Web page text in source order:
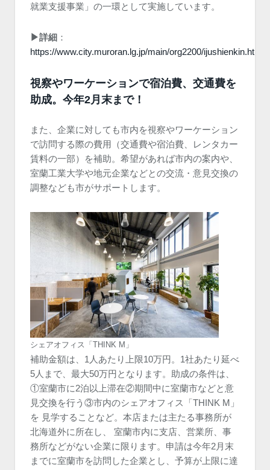
就業支援事業」の一環として実施しています。
▶︎詳細 ：
https://www.city.muroran.lg.jp/main/org2200/ijushienkin.html
視察やワーケーションで宿泊費、交通費を
助成。今年2月末まで！
また、企業に対しても市内を視察やワーケーション
で訪問する際の費用（交通費や宿泊費、レンタカー
賃料の一部）を補助。希望があれば市内の案内や、
室蘭工業大学や地元企業などとの交流・意見交換の
調整なども市がサポートします。
シェアオフィス「THINK M」
補助金額は、1人あたり上限10万円。1社あたり延べ
5人まで、最大50万円となります。助成の条件は、
①室蘭市に2泊以上滞在②期間中に室蘭市などと意
見交換を行う③市内のシェアオフィス「THINK M」
を 見学することなど。本店または主たる事務所が
北海道外に所在し、 室蘭市内に支店、営業所、事
務所などがない企業に限ります。申請は今年2月末
までに室蘭市を訪問した企業とし、予算が上限に達